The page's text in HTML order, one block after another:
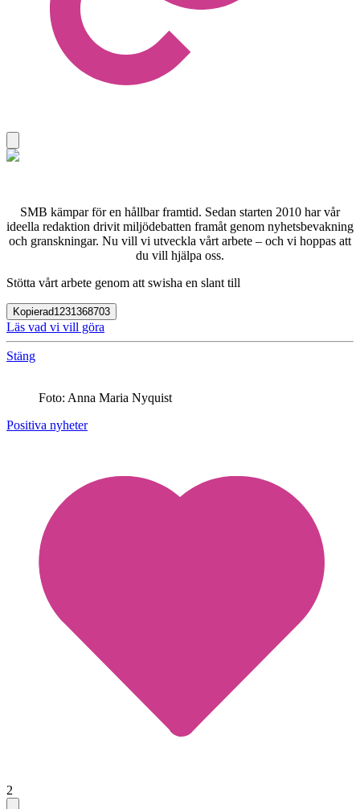
SMB kämpar för en hållbar framtid. Sedan starten 2010 har vår
ideella redaktion drivit miljödebatten framåt genom nyhetsbevakning
och granskningar. Nu vill vi utveckla vårt arbete – och vi hoppas att
du vill hjälpa oss.
Stötta vårt arbete genom att swisha en slant till
Kopierad1231368703
Läs vad vi vill göra
Stäng
Foto: Anna Maria Nyquist
Positiva nyheter
2